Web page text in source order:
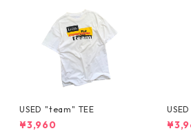
USED "team" TEE
¥3,960
YE